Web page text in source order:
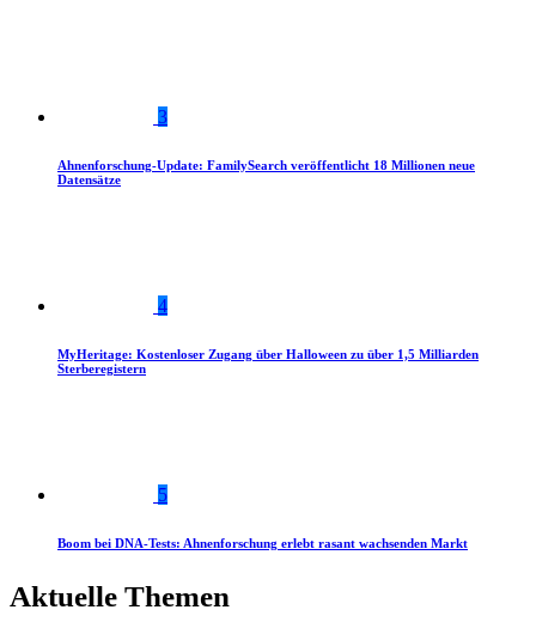
3
Ahnenforschung-Update: FamilySearch veröffentlicht 18 Millionen neue
Datensätze
4
MyHeritage: Kostenloser Zugang über Halloween zu über 1,5 Milliarden
Sterberegistern
5
Boom bei DNA-Tests: Ahnenforschung erlebt rasant wachsenden Markt
Aktuelle Themen